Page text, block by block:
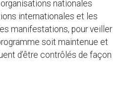
nationales
internationales et les
manifestations, pour veiller
soit maintenue et
d’être contrôlés de façon